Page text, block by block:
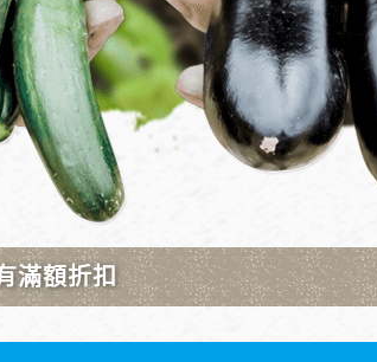
室內栽培箱(桌上型含植物
燈)
NT. 600~1,900